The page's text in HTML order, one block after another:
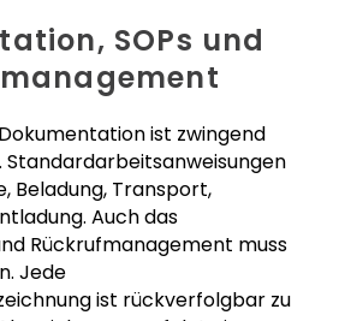
SOPs und
ist zwingend
Beladung, Transport,
Auch das
Rückrufmanagement muss
Jede
ist rückverfolgbar zu